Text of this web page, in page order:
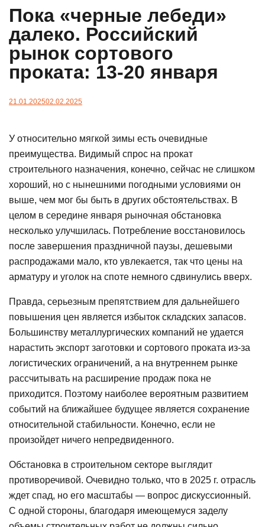
Пока «черные лебеди»
далеко. Российский
рынок сортового
проката: 13-20 января
21.01.202502.02.2025
У относительно мягкой зимы есть очевидные
преимущества. Видимый спрос на прокат
строительного назначения, конечно, сейчас не слишком
хороший, но с нынешними погодными условиями он
выше, чем мог бы быть в других обстоятельствах. В
целом в середине января рыночная обстановка
несколько улучшилась. Потребление восстановилось
после завершения праздничной паузы, дешевыми
распродажами мало, кто увлекается, так что цены на
арматуру и уголок на споте немного сдвинулись вверх.
Правда, серьезным препятствием для дальнейшего
повышения цен является избыток складских запасов.
Большинству металлургических компаний не удается
нарастить экспорт заготовки и сортового проката из-за
логистических ограничений, а на внутреннем рынке
рассчитывать на расширение продаж пока не
приходится. Поэтому наиболее вероятным развитием
событий на ближайшее будущее является сохранение
относительной стабильности. Конечно, если не
произойдет ничего непредвиденного.
Обстановка в строительном секторе выглядит
противоречивой. Очевидно только, что в 2025 г. отрасль
ждет спад, но его масштабы — вопрос дискуссионный.
С одной стороны, благодаря имеющемуся заделу